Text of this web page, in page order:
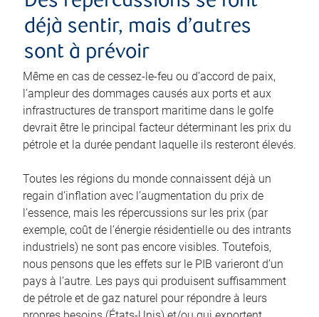
déjà sentir, mais d’autres
sont à prévoir
Même en cas de cessez-le-feu ou d’accord de paix,
l’ampleur des dommages causés aux ports et aux
infrastructures de transport maritime dans le golfe
devrait être le principal facteur déterminant les prix du
pétrole et la durée pendant laquelle ils resteront élevés.
Toutes les régions du monde connaissent déjà un
regain d’inflation avec l’augmentation du prix de
l’essence, mais les répercussions sur les prix (par
exemple, coût de l’énergie résidentielle ou des intrants
industriels) ne sont pas encore visibles. Toutefois,
nous pensons que les effets sur le PIB varieront d’un
pays à l’autre. Les pays qui produisent suffisamment
de pétrole et de gaz naturel pour répondre à leurs